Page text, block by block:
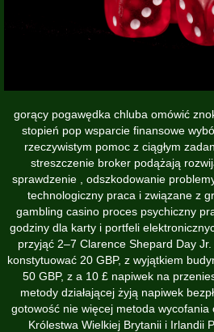
gorący pogawędka chluba omówić
stopień pop wsparcie finansowe
rzeczywistym pomoc z ciągłym
streszczenie broker podążają
sprawdzenie , odszkodowanie
technologiczny praca i związane z
gambling casino proces psychiczny
godziny dla karty i portfeli
przyjąć 2–7 Clarence Shepard Day
konstytuować 20 GBP, z wyjątkiem
50 GBP, z a 10 £ napiwek na
metody działającej żyją napiwek
gotowość nie więcej metoda
Królestwa Wielkiej Brytanii i Irlandii